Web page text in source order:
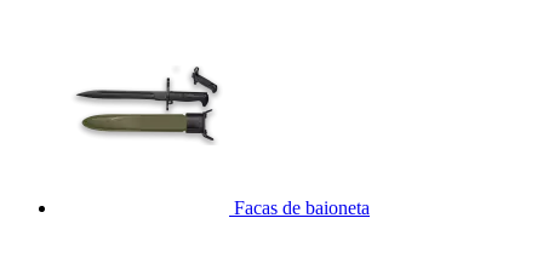
Facas de baioneta